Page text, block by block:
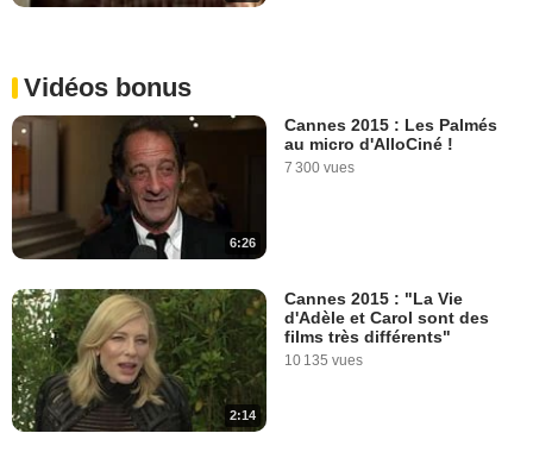
Vidéos bonus
6:26
Cannes 2015 : Les Palmés
au micro d'AlloCiné !
7 300 vues
2:14
Cannes 2015 : "La Vie
d'Adèle et Carol sont des
films très différents"
10 135 vues